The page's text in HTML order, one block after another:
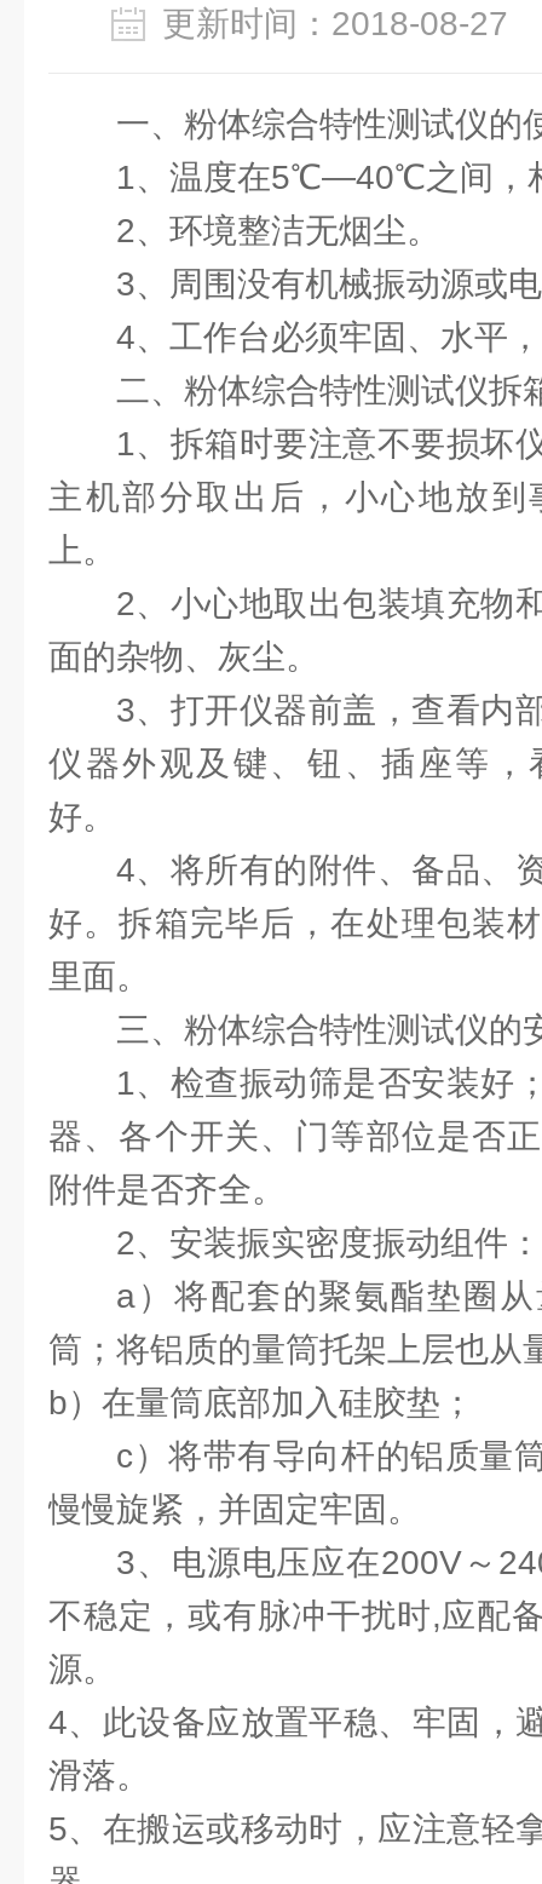
更新时间：2018-08-
一、粉体综合特性测试仪的
1、温度在5℃—40℃之间，
2、环境整洁无烟尘。
3、周围没有机械振动源或
4、工作台必须牢固、水平
二、粉体综合特性测试仪拆
1、拆箱时要注意不要损坏
主机部分取出后，小心地放
上。
2、小心地取出包装填充物
面的杂物、灰尘。
3、打开仪器前盖，查看内
仪器外观及键、钮、插座等，
好。
4、将所有的附件、备品、
好。拆箱完毕后，在处理包装
里面。
三、粉体综合特性测试仪的
1、检查振动筛是否安装好
器、各个开关、门等部位是否
附件是否齐全。
2、安装振实密度振动组件：
a）将配套的聚氨酯垫圈
筒；将铝质的量筒托架上层也从
b）在量筒底部加入硅胶垫；
c）将带有导向杆的铝质量
慢慢旋紧，并固定牢固。
3、电源电压应在200V～
不稳定，或有脉冲干扰时,应配
源。
4、此设备应放置平稳、牢固，
滑落。
5、在搬运或移动时，应注意轻